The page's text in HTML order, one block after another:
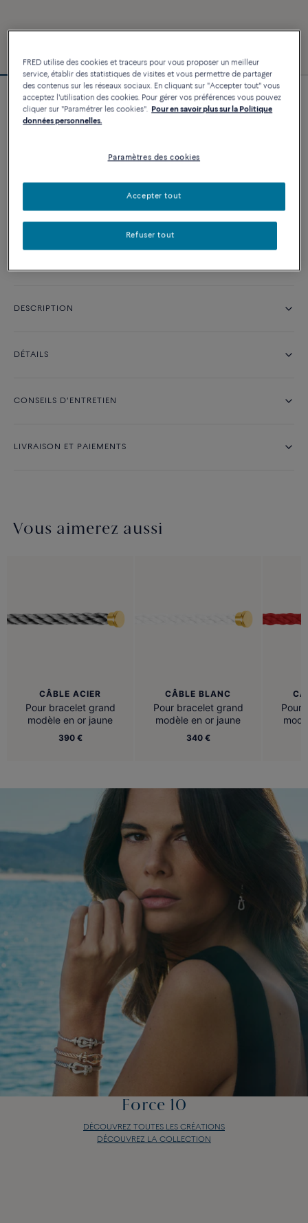
Bracelet Force 10
10 800 €
AJOUTER AU PANIER
Disponibilité en boutique
DESCRIPTION
DÉTAILS
CONSEILS D'ENTRETIEN
LIVRAISON ET PAIEMENTS
Vous aimerez aussi
CÂBLE ACIER
Pour bracelet grand
modèle en or jaune
390 €
CÂBLE BLANC
Pour bracelet grand
modèle en or jaune
340 €
Pour
Force 10
DÉCOUVREZ TOUTES LES CRÉATIONS
DÉCOUVREZ LA COLLECTION
FRED utilise des cookies et traceurs pour vous proposer un meilleur
service, établir des statistiques de visites et vous permettre de partager
des contenus sur les réseaux sociaux. En cliquant sur "Accepter tout" vous
acceptez l'utilisation des cookies. Pour gérer vos préférences vous pouvez
cliquer sur "Paramétrer les cookies". Pour en savoir plus sur la Politique
données personnelles.
Paramètres des cookies
Refuser tout
Accepter tout